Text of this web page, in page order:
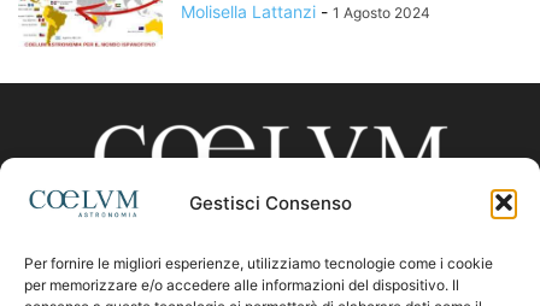
Gestisci Consenso
Per fornire le migliori esperienze, utilizziamo tecnologie come i cookie
per memorizzare e/o accedere alle informazioni del dispositivo. Il
Molisella Lattanzi - 1 Agosto 2024
CHI SIAMO